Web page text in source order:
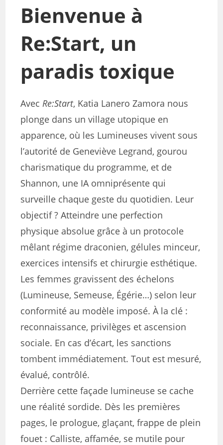
Bienvenue à
Re:Start, un
paradis toxique
AvecRe:Start, Katia Lanero Zamora nous
plonge dans un village utopique en
apparence, où les Lumineuses vivent sous
l’autorité de Geneviève Legrand, gourou
charismatique du programme, et de
Shannon, une IA omniprésente qui
surveille chaque geste du quotidien. Leur
objectif ? Atteindre une perfection
physique absolue grâce à un protocole
mêlant régime draconien, gélules minceur,
exercices intensifs et chirurgie esthétique.
Les femmes gravissent des échelons
(Lumineuse, Semeuse, Égérie…) selon leur
conformité au modèle imposé. À la clé :
reconnaissance, privilèges et ascension
sociale. En cas d’écart, les sanctions
tombent immédiatement. Tout est mesuré,
évalué, contrôlé.
Derrière cette façade lumineuse se cache
une réalité sordide. Dès les premières
pages, le prologue, glaçant, frappe de plein
fouet : Calliste, affamée, se mutile pour